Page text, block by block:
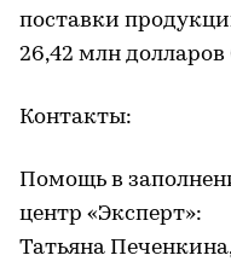
поставки
26,42 млн
Контакты:
Помощь в
центр «Эксперт»:
Татьяна